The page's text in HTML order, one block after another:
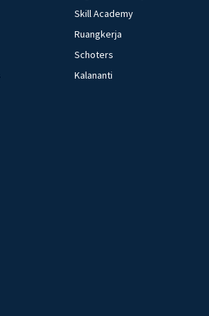
Skill Academy
Ruangkerja
Schoters
Kalananti